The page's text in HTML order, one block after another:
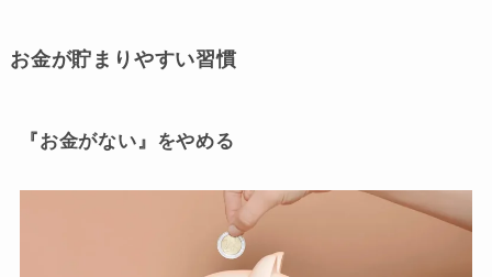
お金が貯まりやすい習慣
『お金がない』をやめる